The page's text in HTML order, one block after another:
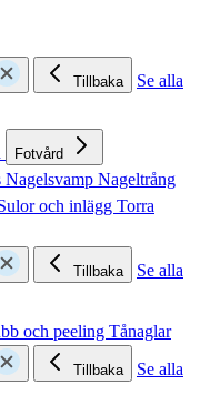
Tillbaka
Se alla
Fotvård
Nagelsvamp Nageltrång
och inlägg Torra
Tillbaka
Se alla
och peeling Tånaglar
Tillbaka
Se alla